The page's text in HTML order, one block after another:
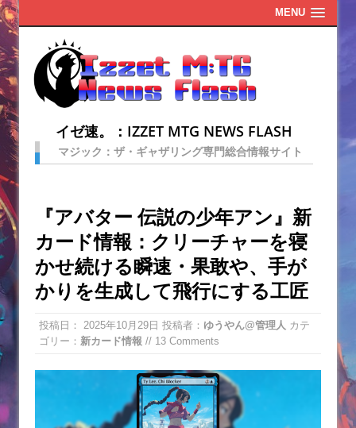
MENU
イゼ速。：IZZET MTG NEWS FLASH
マジック：ザ・ギャザリング専門総合情報サイト
『アバター 伝説の少年アン』新
カード情報：クリーチャーを寝
かせ続ける瞬速・果敢や、手が
かりを生成して飛行にする工匠
投稿日： 2025年10月29日 投稿者： ゆうやん@管理人 カテ
ゴリー： 新カード情報 // 13 Comments